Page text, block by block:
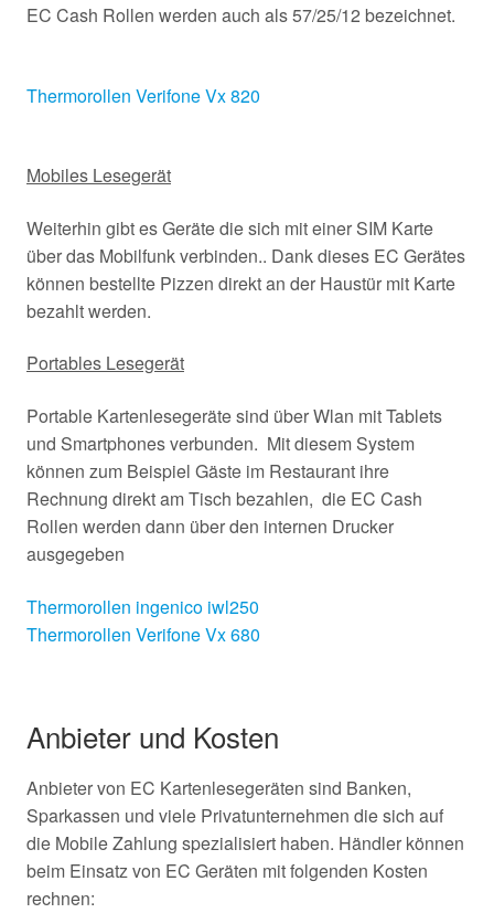
EC Cash Rollen werden auch als 57/25/12 bezeichnet.
Thermorollen Verifone Vx 820
Mobiles Lesegerät
Weiterhin gibt es Geräte die sich mit einer SIM Karte
über das Mobilfunk verbinden.. Dank dieses EC Gerätes
können bestellte Pizzen direkt an der Haustür mit Karte
bezahlt werden.
Portables Lesegerät
Portable Kartenlesegeräte sind über Wlan mit Tablets
und Smartphones verbunden. Mit diesem System
können zum Beispiel Gäste im Restaurant ihre
Rechnung direkt am Tisch bezahlen, die EC Cash
Rollen werden dann über den internen Drucker
ausgegeben
Thermorollen ingenico iwl250
Thermorollen Verifone Vx 680
Anbieter und Kosten
Anbieter von EC Kartenlesegeräten sind Banken,
Sparkassen und viele Privatunternehmen die sich auf
die Mobile Zahlung spezialisiert haben. Händler können
beim Einsatz von EC Geräten mit folgenden Kosten
rechnen: